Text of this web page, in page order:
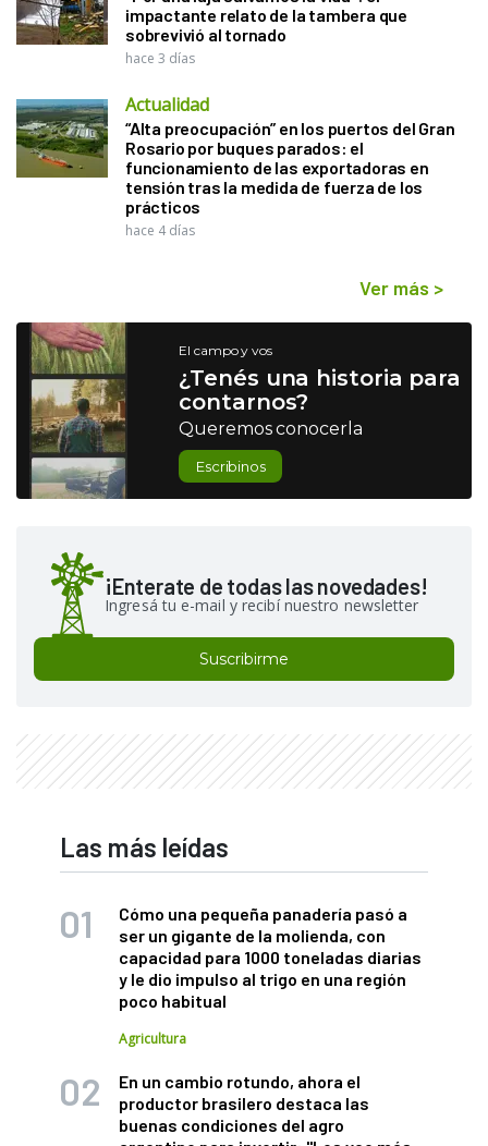
impactante relato de la tambera que
sobrevivió al tornado
hace 3 días
Actualidad
“Alta preocupación” en los puertos del Gran
Rosario por buques parados: el
funcionamiento de las exportadoras en
tensión tras la medida de fuerza de los
prácticos
hace 4 días
Ver más >
El campo y vos
¿Tenés una historia para
contarnos?
Queremos conocerla
Escribinos
¡Enterate de todas las novedades!
Ingresá tu e-mail y recibí nuestro newsletter
Suscribirme
Las más leídas
Cómo una pequeña panadería pasó a
ser un gigante de la molienda, con
capacidad para 1000 toneladas diarias
y le dio impulso al trigo en una región
poco habitual
Agricultura
En un cambio rotundo, ahora el
productor brasilero destaca las
buenas condiciones del agro